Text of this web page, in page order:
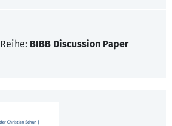
Reihe: BIBB Discussion Paper